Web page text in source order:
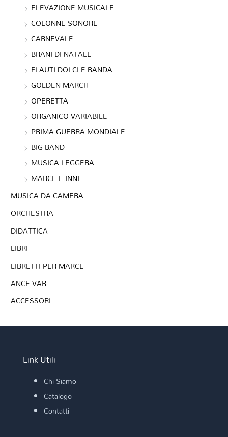
ELEVAZIONE MUSICALE
COLONNE SONORE
CARNEVALE
BRANI DI NATALE
FLAUTI DOLCI E BANDA
GOLDEN MARCH
OPERETTA
ORGANICO VARIABILE
PRIMA GUERRA MONDIALE
BIG BAND
MUSICA LEGGERA
MARCE E INNI
MUSICA DA CAMERA
ORCHESTRA
DIDATTICA
LIBRI
LIBRETTI PER MARCE
ANCE VAR
ACCESSORI
Link Utili
Chi Siamo
Catalogo
Contatti